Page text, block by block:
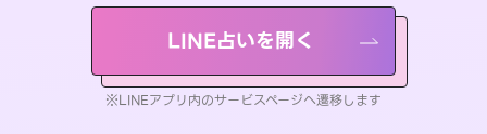
LINE占いを開く
※LINEアプリ内のサービスページへ遷移します